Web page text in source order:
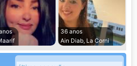
36 anos
Ain Diab, La Corni